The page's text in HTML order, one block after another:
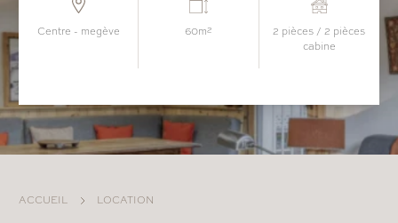
centre - megève 60m²
2 pièces / 2 pièces
cabine
ACCUEIL LOCATION